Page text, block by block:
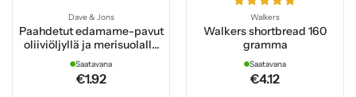
Dave & Jons
Paahdetut edamame-pavut
oliiviöljyllä ja merisuolalla
100 g
Saatavana
€1.92
Walkers
Walkers shortbread 160
gramma
Saatavana
€4.12